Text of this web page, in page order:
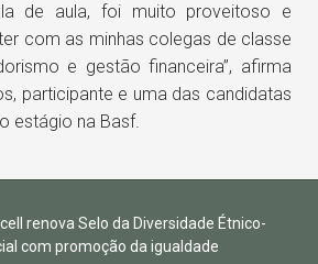
de aula, foi muito proveitoso e
com as minhas colegas de classe
e gestão financeira”, afirma
participante e uma das candidatas
estágio na Basf.
renova Selo da Diversidade Étnico-
com promoção da igualdade